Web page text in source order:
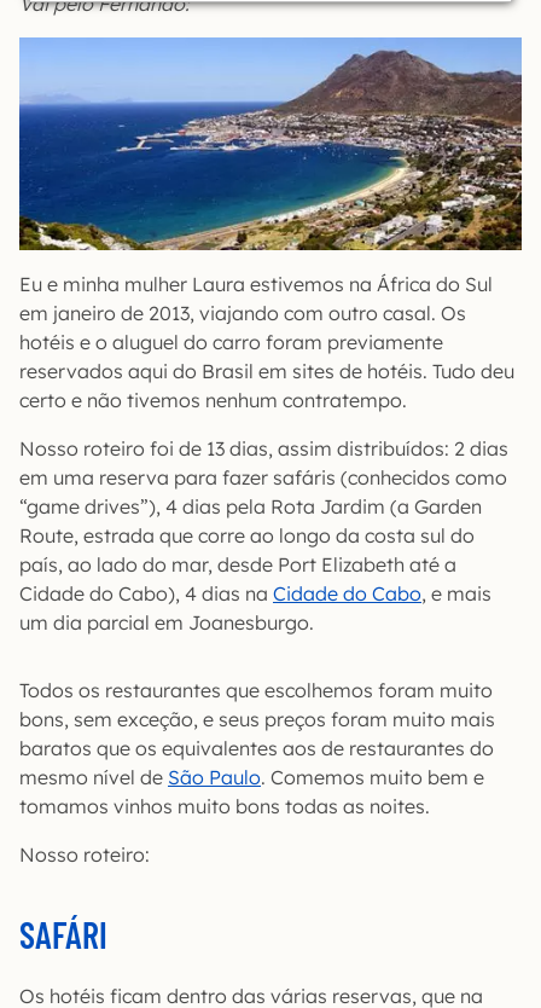
Eu e minha mulher Laura estivemos na África do Sul
em janeiro de 2013, viajando com outro casal. Os
hotéis e o aluguel do carro foram previamente
reservados aqui do Brasil em sites de hotéis. Tudo deu
certo e não tivemos nenhum contratempo.
Nosso roteiro foi de 13 dias, assim distribuídos: 2 dias
em uma reserva para fazer safáris (conhecidos como
“game drives”), 4 dias pela Rota Jardim (a Garden
Route, estrada que corre ao longo da costa sul do
país, ao lado do mar, desde Port Elizabeth até a
Cidade do Cabo), 4 dias na Cidade do Cabo, e mais
um dia parcial em Joanesburgo.
Todos os restaurantes que escolhemos foram muito
bons, sem exceção, e seus preços foram muito mais
baratos que os equivalentes aos de restaurantes do
mesmo nível de São Paulo. Comemos muito bem e
tomamos vinhos muito bons todas as noites.
Nosso roteiro:
SAFÁRI
Os hotéis ficam dentro das várias reservas, que na